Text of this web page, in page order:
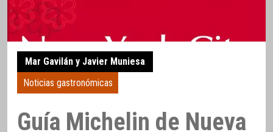
Mar Gavilán y Javier Muniesa
Noticias gastronómicas
Guía Michelin de Nueva